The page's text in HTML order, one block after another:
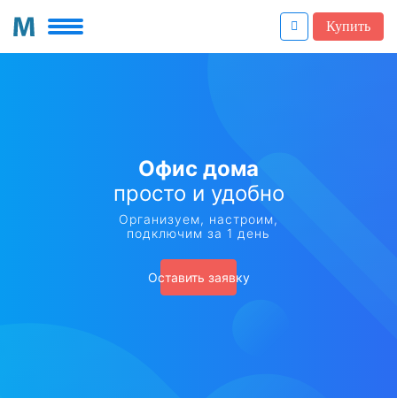
Купить
Офис дома
просто и удобно
Организуем, настроим,
подключим за 1 день
Оставить заявку